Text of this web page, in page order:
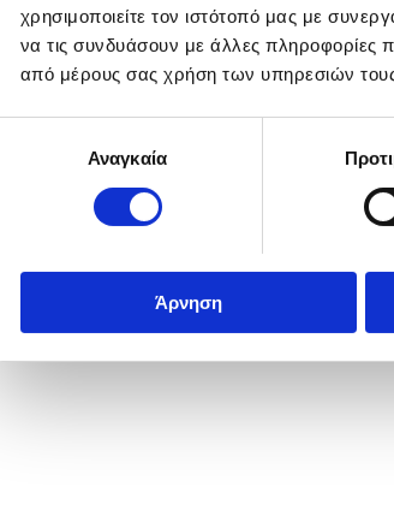
χρησιμοποιείτε τον ιστότοπό μας με
να τις συνδυάσουν με άλλες πληροφορίες
από μέρους σας χρήση των υπηρεσιών
συγκατάθεσηςΑναγκαία
Άρνηση